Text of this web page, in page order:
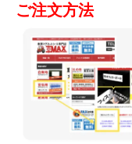
ご注文方法